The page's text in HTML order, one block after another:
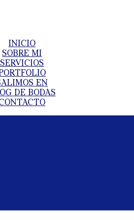
INICIO
SOBRE MI
SERVICIOS
EN
DE BODAS